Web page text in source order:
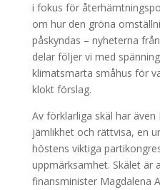
i fokus för
om hur den gröna
påskyndas – nyheterna
delar följer vi med
klimatsmarta småhus för
klokt förslag.
Av förklarliga skäl har
jämlikhet och rättvisa, en
höstens viktiga
uppmärksamhet. Skälet är
finansminister Magdalena